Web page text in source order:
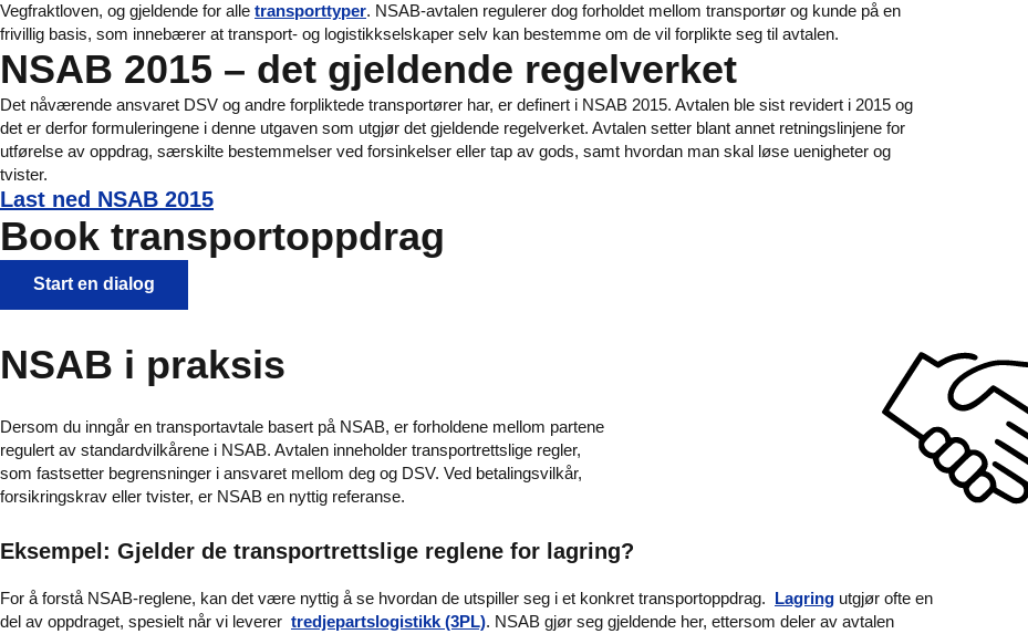
Vegfraktloven, og gjeldende for alle transporttyper. NSAB-avtalen regulerer dog forholdet mellom transportør og kunde på en
frivillig basis, som innebærer at transport- og logistikkselskaper selv kan bestemme om de vil forplikte seg til avtalen.
NSAB 2015 – det gjeldende regelverket
Det nåværende ansvaret DSV og andre forpliktede transportører har, er definert i NSAB 2015. Avtalen ble sist revidert i 2015 og
det er derfor formuleringene i denne utgaven som utgjør det gjeldende regelverket. Avtalen setter blant annet retningslinjene for
utførelse av oppdrag, særskilte bestemmelser ved forsinkelser eller tap av gods, samt hvordan man skal løse uenigheter og
tvister.
Last ned NSAB 2015
Book transportoppdrag
Start en dialog
NSAB i praksis
Dersom du inngår en transportavtale basert på NSAB, er forholdene mellom partene
regulert av standardvilkårene i NSAB. Avtalen inneholder transportrettslige regler,
som fastsetter begrensninger i ansvaret mellom deg og DSV. Ved betalingsvilkår,
forsikringskrav eller tvister, er NSAB en nyttig referanse.
Eksempel: Gjelder de transportrettslige reglene for lagring?
For å forstå NSAB-reglene, kan det være nyttig å se hvordan de utspiller seg i et konkret transportoppdrag. Lagring utgjør ofte en
del av oppdraget, spesielt når vi leverer tredjepartslogistikk (3PL). NSAB gjør seg gjeldende her, ettersom deler av avtalen